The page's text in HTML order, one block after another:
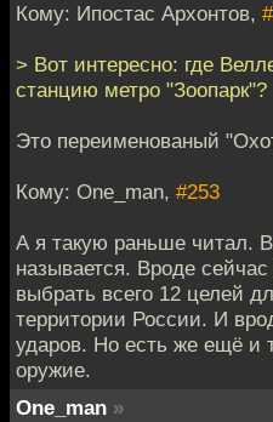
Кому: Ипостас Архонтов,
> Вот интересно: где
станцию метро "Зоопарк"?
Это переименованый
Кому: One_man, #253
А я такую раньше читал.
называется. Вроде
выбрать всего 12 целей
территории России. И
ударов. Но есть же ещё и
оружие.
One_man »